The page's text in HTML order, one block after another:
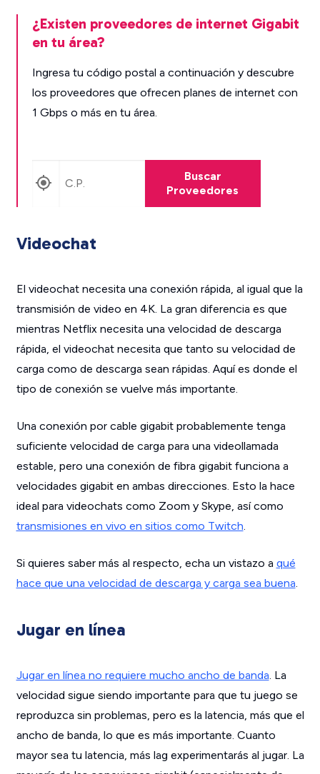
¿Existen proveedores de internet Gigabit
en tu área?
Ingresa tu código postal a continuación y descubre
los proveedores que ofrecen planes de internet con
1 Gbps o más en tu área.
Buscar
Proveedores
Videochat
El videochat necesita una conexión rápida, al igual que la
transmisión de video en 4K. La gran diferencia es que
mientras Netflix necesita una velocidad de descarga
rápida, el videochat necesita que tanto su velocidad de
carga como de descarga sean rápidas. Aquí es donde el
tipo de conexión se vuelve más importante.
Una conexión por cable gigabit probablemente tenga
suficiente velocidad de carga para una videollamada
estable, pero una conexión de fibra gigabit funciona a
velocidades gigabit en ambas direcciones. Esto la hace
ideal para videochats como Zoom y Skype, así como
transmisiones en vivo en sitios como Twitch.
Si quieres saber más al respecto, echa un vistazo a qué
hace que una velocidad de descarga y carga sea buena.
Jugar en línea
Jugar en línea no requiere mucho ancho de banda. La
velocidad sigue siendo importante para que tu juego se
reproduzca sin problemas, pero es la latencia, más que el
ancho de banda, lo que es más importante. Cuanto
mayor sea tu latencia, más lag experimentarás al jugar. La